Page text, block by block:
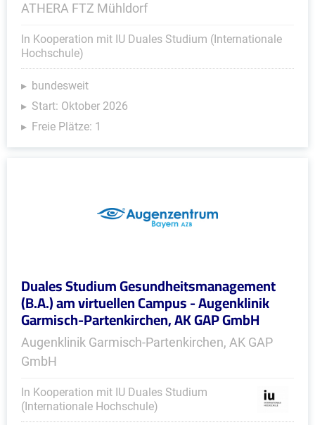
ATHERA FTZ Mühldorf
In Kooperation mit IU Duales Studium (Internationale
Hochschule)
bundesweit
Start: Oktober 2026
Freie Plätze: 1
Duales Studium Gesundheitsmanagement
(B.A.) am virtuellen Campus - Augenklinik
Garmisch-Partenkirchen, AK GAP GmbH
Augenklinik Garmisch-Partenkirchen, AK GAP
GmbH
In Kooperation mit IU Duales Studium
(Internationale Hochschule)